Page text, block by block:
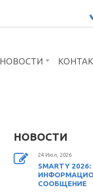
НОВОСТИ
НОВОСТИ
24 Июл, 2026
SMARTY 2026:
СООБЩЕНИЕ